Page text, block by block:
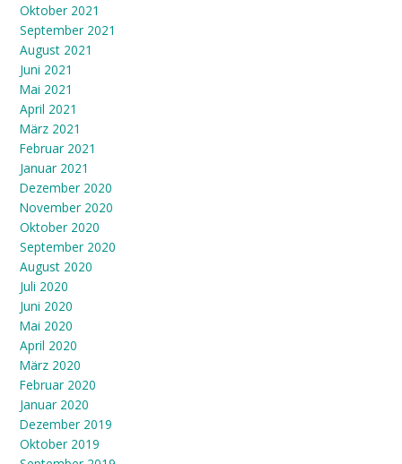
Oktober 2021
September 2021
August 2021
Juni 2021
Mai 2021
April 2021
März 2021
Februar 2021
Januar 2021
Dezember 2020
November 2020
Oktober 2020
September 2020
August 2020
Juli 2020
Juni 2020
Mai 2020
April 2020
März 2020
Februar 2020
Januar 2020
Dezember 2019
Oktober 2019